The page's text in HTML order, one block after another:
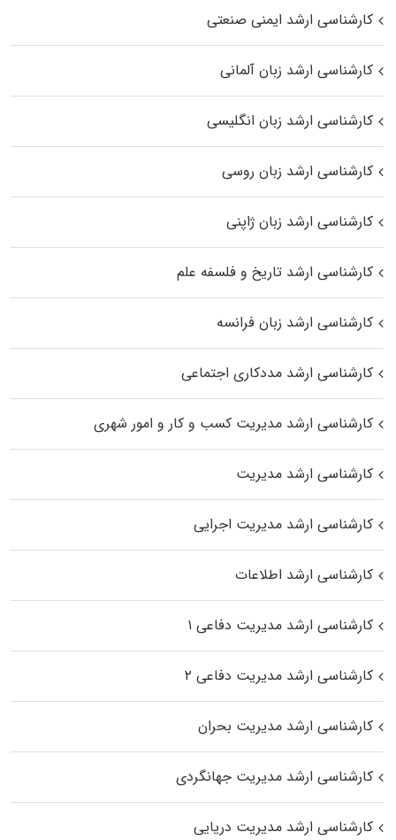
کارشناسی ارشد ایمنی صنعتی
کارشناسی ارشد زبان آلمانی
کارشناسی ارشد زبان انگلیسی
کارشناسی ارشد زبان روسی
کارشناسی ارشد زبان ژاپنی
کارشناسی ارشد تاریخ و فلسفه علم
کارشناسی ارشد زبان فرانسه
کارشناسی ارشد مددکاری اجتماعی
کارشناسی ارشد مدیریت کسب و کار و امور شهری
کارشناسی ارشد مدیریت
کارشناسی ارشد مدیریت اجرایی
کارشناسی ارشد اطلاعات
کارشناسی ارشد مدیریت دفاعی ۱
کارشناسی ارشد مدیریت دفاعی ۲
کارشناسی ارشد مدیریت بحران
کارشناسی ارشد مدیریت جهانگردی
کارشناسی ارشد مدیریت دریایی